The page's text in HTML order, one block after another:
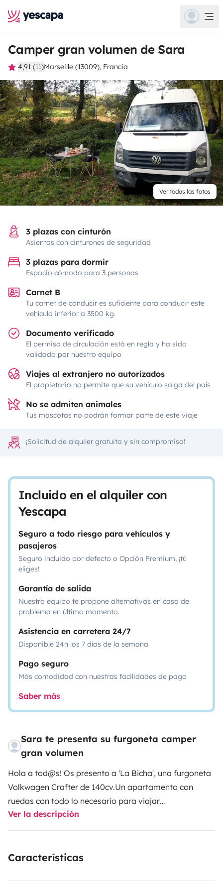
Camper gran volumen de Sara
4,91 (11)Marseille (13009), Francia
Ver todas las fotos
3 plazas con cinturón
Asientos con cinturones de seguridad
3 plazas para dormir
Espacio cómodo para 3 personas
Carnet B
Tu carnet de conducir es suficiente para conducir este
vehículo inferior a 3500 kg.
Documento verificado
El permiso de circulación está en regla y ha sido
validado por nuestro equipo
Viajes al extranjero no autorizados
El propietario no permite que su vehículo salga del país
No se admiten animales
Tus mascotas no podrán formar parte de este viaje
¡Solicitud de alquiler gratuita y sin compromiso!
Incluido en el alquiler con
Yescapa
Seguro a todo riesgo para vehículos y
pasajeros
Seguro incluido por defecto o Opción Premium, ¡tú
eliges!
Garantía de salida
Nuestro equipo te propone alternativas en caso de
problema en último momento.
Asistencia en carretera 24/7
Disponible 24h los 7 días de la semana
Pago seguro
Más comodidad con nuestras facilidades de pago
Saber más
Sara te presenta su furgoneta camper
gran volumen
Hola a tod@s! Os presento a 'La Bicha', una furgoneta
Volkwagen Crafter de 140cv.Un apartamento con
ruedas con todo lo necesario para viajar
cómodamente.La Bicha cuenta con:
conducciónCama fija de1,80 x 1,40Baño integral con
85LCalefacción Webasto
Ver la descripción
Características